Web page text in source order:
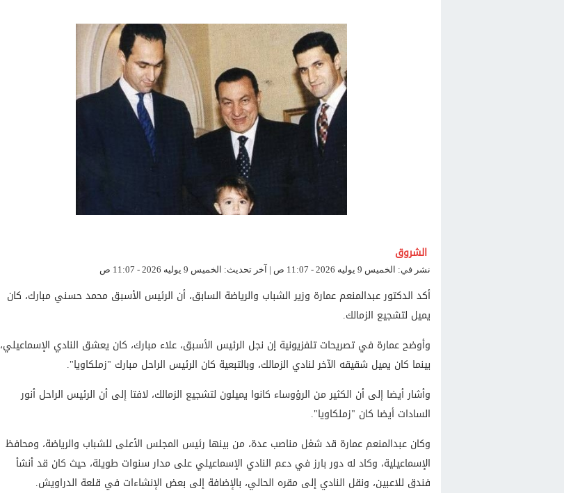
الشروق
نشر في: الخميس 9 يوليه 2026 - 11:07 ص | آخر تحديث: الخميس 9 يوليه 2026 - 11:07 ص
أكد الدكتور عبدالمنعم عمارة وزير الشباب والرياضة السابق، أن الرئيس الأسبق محمد حسني مبارك، كان
يميل لتشجيع الزمالك.
وأوضح عمارة في تصريحات تلفزيونية إن نجل الرئيس الأسبق، علاء مبارك، كان يعشق النادي الإسماعيلي،
بينما كان يميل شقيقه الآخر لنادي الزمالك، وبالتبعية كان الرئيس الراحل مبارك "زملكاويا".
وأشار أيضا إلى أن الكثير من الرؤوساء كانوا يميلون لتشجيع الزمالك، لافتا إلى أن الرئيس الراحل أنور
السادات أيضا كان "زملكاويا".
وكان عبدالمنعم عمارة قد شغل مناصب عدة، من بينها رئيس المجلس الأعلى للشباب والرياضة، ومحافظ
الإسماعيلية، وكاد له دور بارز في دعم النادي الإسماعيلي على مدار سنوات طويلة، حيث كان قد أنشأ
فندق للاعبين، ونقل النادي إلى مقره الحالي، بالإضافة إلى بعض الإنشاءات في قلعة الدراويش.